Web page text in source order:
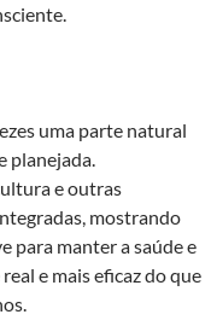
uma parte natural
planejada.
e outras
mostrando
para manter a saúde e
e mais eficaz do que